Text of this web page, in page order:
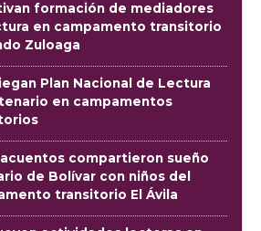
formación de mediadores
en campamento transitorio
Zuloaga
Plan Nacional de Lectura
en campamentos
compartieron sueño
de Bolívar con niños del
transitorio El Ávila